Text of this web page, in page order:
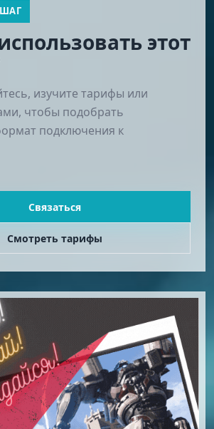
этот
изучите тарифы или
чтобы подобрать
подключения к
Связаться
Смотреть тарифы